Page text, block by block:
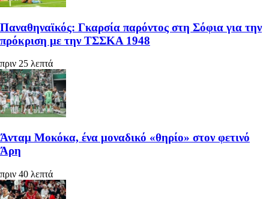
Παναθηναϊκός: Γκαρσία παρόντος στη Σόφια για την
πρόκριση με την ΤΣΣΚΑ 1948
πριν 25 λεπτά
Άνταμ Μοκόκα, ένα μοναδικό «θηρίο» στον φετινό
Άρη
πριν 40 λεπτά